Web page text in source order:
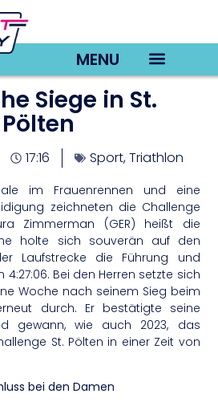
MENU
Siege in St.
Pölten
17:16 Sport,Triathlon
im Frauenrennen und eine
zeichneten die Challenge
Zimmerman (GER) heißt die
holte sich souverän auf den
Laufstrecke die Führung und
4:27:06. Bei den Herren setzte sich
Woche nach seinem Sieg beim
durch. Er bestätigte seine
gewann, wie auch 2023, das
St. Pölten in einer Zeit von
bei den Damen